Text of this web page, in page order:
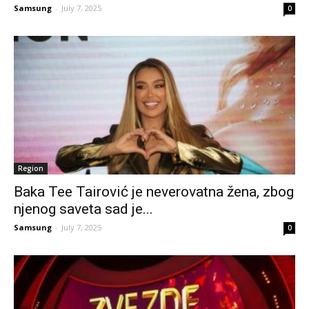
Samsung - July 7, 2025 0
Region
Baka Tee Tairović je neverovatna žena, zbog
njenog saveta sad je...
Samsung - July 7, 2025 0